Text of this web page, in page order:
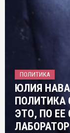
ПОЛИТИКА
ЮЛИЯ
ПОЛИТИКА
ЭТО, ПО